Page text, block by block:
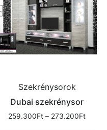
Szekrénysorok
Dubai szekrénysor
259.300Ft – 273.200Ft